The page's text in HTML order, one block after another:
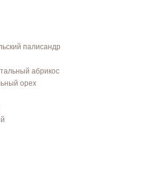
палисандр
абрикос
орех